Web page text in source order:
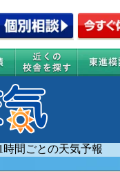
時間ごとの天気予報